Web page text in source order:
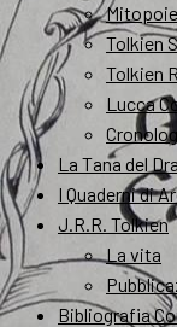
Tolkien
Tolkien
Lucca
La Tana del
I Quaderni di
J.R.R. Tolkien
La vita
Bibliografia